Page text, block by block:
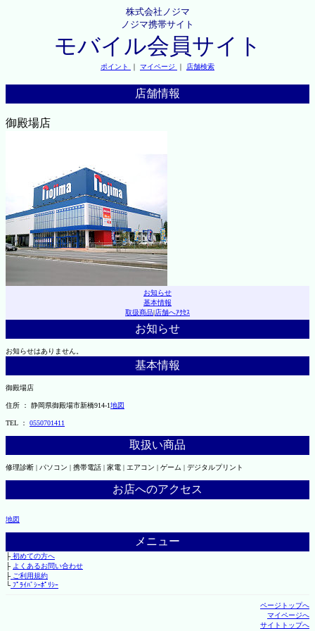
株式会社ノジマ
ノジマ携帯サイト
モバイル会員サイト
ポイント ｜ マイページ ｜ 店舗検索
店舗情報
御殿場店
お知らせ
基本情報
取扱商品|店舗へｱｸｾｽ
お知らせ
お知らせはありません。
基本情報
御殿場店
住所 ： 静岡県御殿場市新橋914-1地図
TEL ： 0550701411
取扱い商品
修理診断 | パソコン | 携帯電話 | 家電 | エアコン | ゲーム | デジタルプリント
お店へのアクセス
地図
メニュー
├初めての方へ
├ よくあるお問い合わせ
├ご利用規約
└ﾌﾟﾗｲﾊﾞｼｰﾎﾟﾘｼｰ
ページトップへ
マイページへ
サイトトップへ